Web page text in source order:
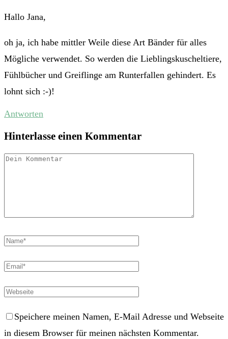
Hallo Jana,
oh ja, ich habe mittler Weile diese Art Bänder für alles
Mögliche verwendet. So werden die Lieblingskuscheltiere,
Fühlbücher und Greiflinge am Runterfallen gehindert. Es
lohnt sich :-)!
Antworten
Hinterlasse einen Kommentar
Speichere meinen Namen, E-Mail Adresse und Webseite
in diesem Browser für meinen nächsten Kommentar.